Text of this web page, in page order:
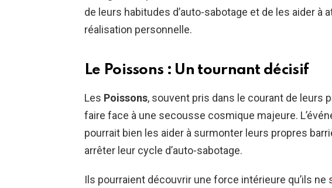
de leurs habitudes d’auto-sabotage et de les aider à
réalisation personnelle.
Le Poissons : Un tournant décisif
Les Poissons, souvent pris dans le courant de leurs
faire face à une secousse cosmique majeure.
pourrait bien les aider à surmonter leurs propres
arrêter leur cycle d’auto-sabotage.
Ils pourraient découvrir une force intérieure qu’ils ne